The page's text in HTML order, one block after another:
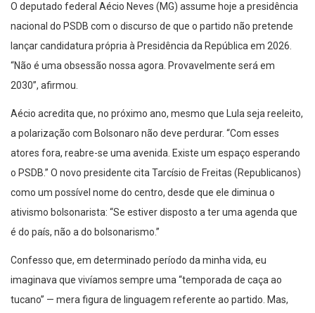
O deputado federal Aécio Neves (MG) assume hoje a presidência
nacional do PSDB com o discurso de que o partido não pretende
lançar candidatura própria à Presidência da República em 2026.
“Não é uma obsessão nossa agora. Provavelmente será em
2030”, afirmou.
Aécio acredita que, no próximo ano, mesmo que Lula seja reeleito,
a polarização com Bolsonaro não deve perdurar. “Com esses
atores fora, reabre-se uma avenida. Existe um espaço esperando
o PSDB.” O novo presidente cita Tarcísio de Freitas (Republicanos)
como um possível nome do centro, desde que ele diminua o
ativismo bolsonarista: “Se estiver disposto a ter uma agenda que
é do país, não a do bolsonarismo.”
Confesso que, em determinado período da minha vida, eu
imaginava que vivíamos sempre uma “temporada de caça ao
tucano” — mera figura de linguagem referente ao partido. Mas,